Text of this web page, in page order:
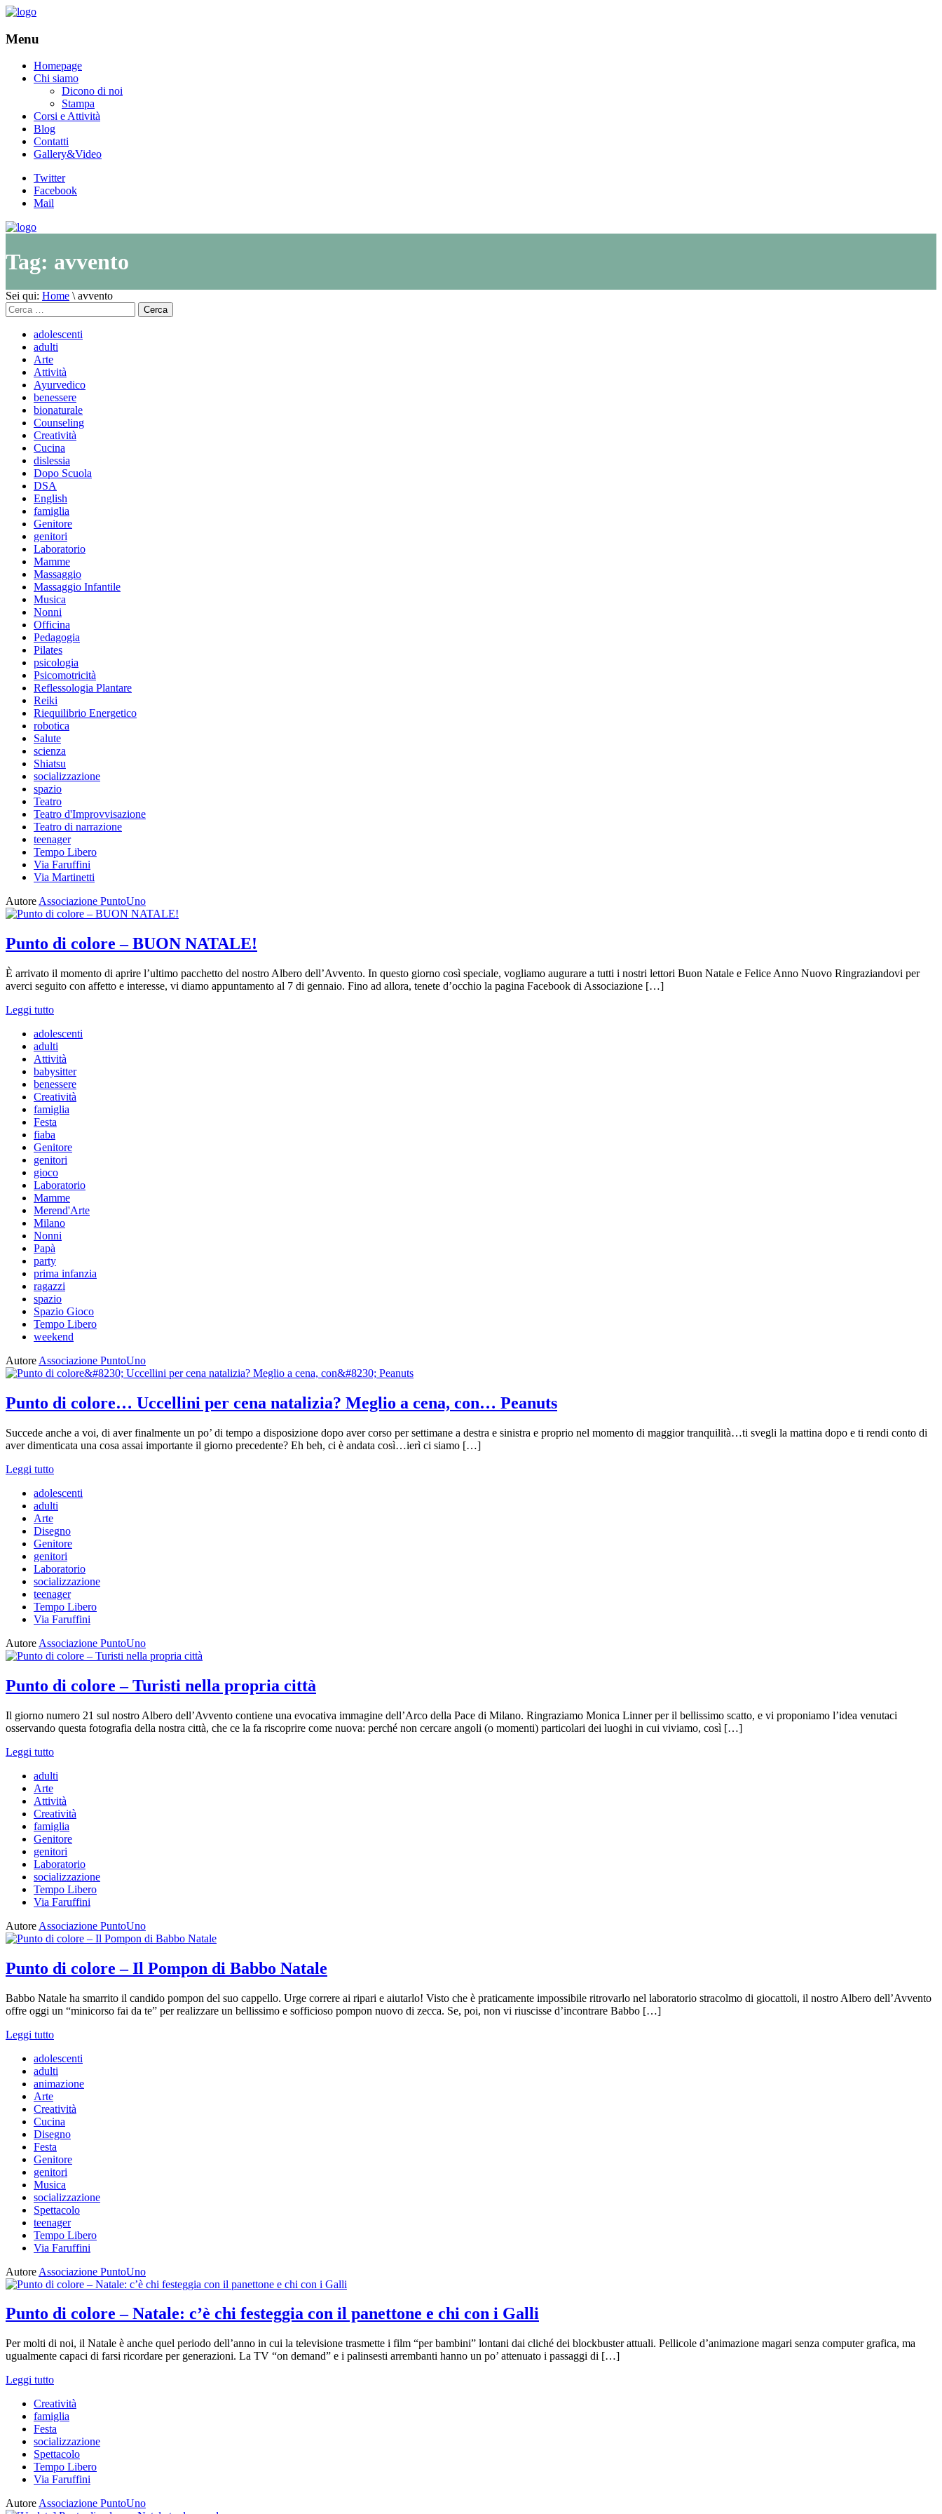
Menu
Homepage
Chi siamo
Dicono di noi
Stampa
Corsi e Attività
Blog
Contatti
Gallery&Video
Twitter
Facebook
Mail
Tag: avvento
Sei qui: Home \ avvento
Cerca
per:
adolescenti
adulti
Arte
Attività
Ayurvedico
benessere
bionaturale
Counseling
Creatività
Cucina
dislessia
Dopo Scuola
DSA
English
famiglia
Genitore
genitori
Laboratorio
Mamme
Massaggio
Massaggio Infantile
Musica
Nonni
Officina
Pedagogia
Pilates
psicologia
Psicomotricità
Reflessologia Plantare
Reiki
Riequilibrio Energetico
robotica
Salute
scienza
Shiatsu
socializzazione
spazio
Teatro
Teatro d'Improvvisazione
Teatro di narrazione
teenager
Tempo Libero
Via Faruffini
Via Martinetti
Autore Associazione PuntoUno
Punto di colore – BUON NATALE!
È arrivato il momento di aprire l’ultimo pacchetto del nostro Albero dell’Avvento. In questo giorno così speciale, vogliamo augurare a tutti i nostri lettori Buon Natale e Felice Anno Nuovo Ringraziandovi per
averci seguito con affetto e interesse, vi diamo appuntamento al 7 di gennaio. Fino ad allora, tenete d’occhio la pagina Facebook di Associazione […]
Leggi tutto
adolescenti
adulti
Attività
babysitter
benessere
Creatività
famiglia
Festa
fiaba
Genitore
genitori
gioco
Laboratorio
Mamme
Merend'Arte
Milano
Nonni
Papà
party
prima infanzia
ragazzi
spazio
Spazio Gioco
Tempo Libero
weekend
Autore Associazione PuntoUno
Punto di colore… Uccellini per cena natalizia? Meglio a cena, con… Peanuts
Succede anche a voi, di aver finalmente un po’ di tempo a disposizione dopo aver corso per settimane a destra e sinistra e proprio nel momento di maggior tranquilità…ti svegli la mattina dopo e ti rendi conto di
aver dimenticata una cosa assai importante il giorno precedente? Eh beh, ci è andata così…ierì ci siamo […]
Leggi tutto
adolescenti
adulti
Arte
Disegno
Genitore
genitori
Laboratorio
socializzazione
teenager
Tempo Libero
Via Faruffini
Autore Associazione PuntoUno
Punto di colore – Turisti nella propria città
Il giorno numero 21 sul nostro Albero dell’Avvento contiene una evocativa immagine dell’Arco della Pace di Milano. Ringraziamo Monica Linner per il bellissimo scatto, e vi proponiamo l’idea venutaci
osservando questa fotografia della nostra città, che ce la fa riscoprire come nuova: perché non cercare angoli (o momenti) particolari dei luoghi in cui viviamo, così […]
Leggi tutto
adulti
Arte
Attività
Creatività
famiglia
Genitore
genitori
Laboratorio
socializzazione
Tempo Libero
Via Faruffini
Autore Associazione PuntoUno
Punto di colore – Il Pompon di Babbo Natale
Babbo Natale ha smarrito il candido pompon del suo cappello. Urge correre ai ripari e aiutarlo! Visto che è praticamente impossibile ritrovarlo nel laboratorio stracolmo di giocattoli, il nostro Albero dell’Avvento
offre oggi un “minicorso fai da te” per realizzare un bellissimo e sofficioso pompon nuovo di zecca. Se, poi, non vi riuscisse d’incontrare Babbo […]
Leggi tutto
adolescenti
adulti
animazione
Arte
Creatività
Cucina
Disegno
Festa
Genitore
genitori
Musica
socializzazione
Spettacolo
teenager
Tempo Libero
Via Faruffini
Autore Associazione PuntoUno
Punto di colore – Natale: c’è chi festeggia con il panettone e chi con i Galli
Per molti di noi, il Natale è anche quel periodo dell’anno in cui la televisione trasmette i film “per bambini” lontani dai cliché dei blockbuster attuali. Pellicole d’animazione magari senza computer grafica, ma
ugualmente capaci di farsi ricordare per generazioni. La TV “on demand” e i palinsesti arrembanti hanno un po’ attenuato i passaggi di […]
Leggi tutto
Creatività
famiglia
Festa
socializzazione
Spettacolo
Tempo Libero
Via Faruffini
Autore Associazione PuntoUno